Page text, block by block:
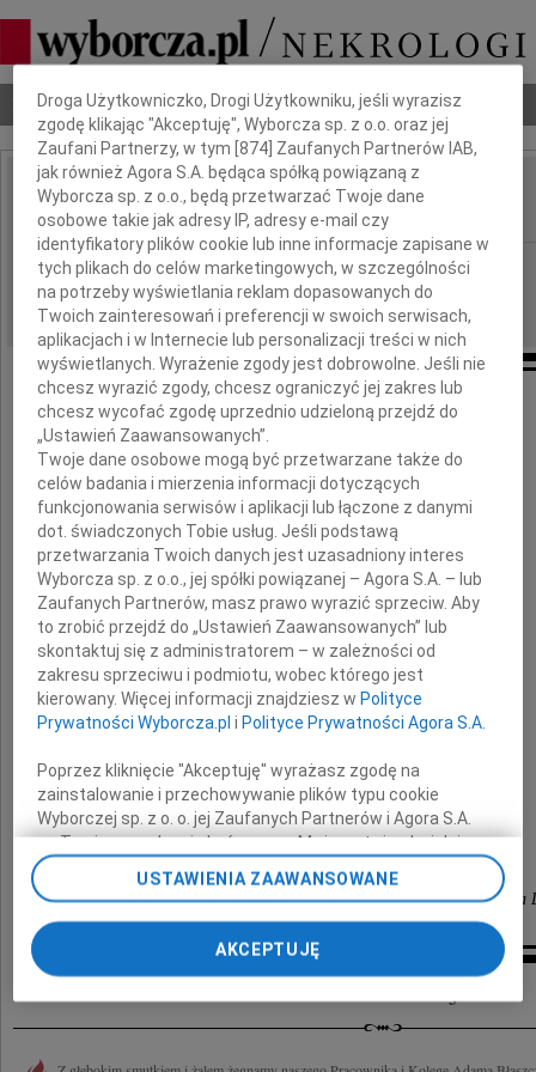
Nekrologi Odeszli Poradnik pogrzebowy
IMIĘ I NAZWISKO: Adam Błaszczyk
REGION: Poznań
DATA EMISJI: 13.11.2012
Z głębokim smutkiem i żalem żegnamy
Adama Błaszczyka
Rodzinie i Najbliższym
składamy wyrazy szczerego współczucia
Wyższej Szkoły Języków Obcych im. Samuela Bogumiła
Inne kondolencje
Dbamy o Twoją prywatność
Droga Użytkowniczko, Drogi Użytkowniku, jeśli wyrazisz
zgodę klikając "Akceptuję", Wyborcza sp. z o.o. oraz jej
Zaufani Partnerzy, w tym [874 ] Zaufanych Partnerów IAB,
jak również Agora S.A. będąca spółką powiązaną z
Wyborcza sp. z o.o., będą przetwarzać Twoje dane
osobowe takie jak adresy IP, adresy e-mail czy
identyfikatory plików cookie lub inne informacje zapisane w
tych plikach do celów marketingowych, w szczególności
na potrzeby wyświetlania reklam dopasowanych do
Twoich zainteresowań i preferencji w swoich serwisach,
aplikacjach i w Internecie lub personalizacji treści w nich
wyświetlanych. Wyrażenie zgody jest dobrowolne. Jeśli nie
chcesz wyrazić zgody, chcesz ograniczyć jej zakres lub
chcesz wycofać zgodę uprzednio udzieloną przejdź do
„Ustawień Zaawansowanych”.
Twoje dane osobowe mogą być przetwarzane także do
celów badania i mierzenia informacji dotyczących
funkcjonowania serwisów i aplikacji lub łączone z danymi
dot. świadczonych Tobie usług. Jeśli podstawą
przetwarzania Twoich danych jest uzasadniony interes
Wyborcza sp. z o.o., jej spółki powiązanej – Agora S.A. – lub
Zaufanych Partnerów, masz prawo wyrazić sprzeciw. Aby
to zrobić przejdź do „Ustawień Zaawansowanych” lub
skontaktuj się z administratorem – w zależności od
zakresu sprzeciwu i podmiotu, wobec którego jest
kierowany. Więcej informacji znajdziesz w Polityce
Prywatności Wyborcza.pl i Polityce Prywatności Agora S.A.
Poprzez kliknięcie "Akceptuję" wyrażasz zgodę na
zainstalowanie i przechowywanie plików typu cookie
Wyborczej sp. z o. o. jej Zaufanych Partnerów i Agora S.A.
na Twoim urządzeniu końcowym. Możesz też w każdej
chwili zmienić swoje preferencje dot. plików cookie,
ponownie wywołując narzędzie do zarządzania Twoimi
odnośnik „Ustawienia prywatności” w stopce serwisu i
przechodząc do sekcji „Ustawienia zaawansowane”.
My, nasi Zaufani Partnerzy i Agora S.A. możemy
USTAWIENIA ZAAWANSOWANE
AKCEPTUJĘ